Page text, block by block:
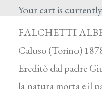
Your cart is
FALCHETTI
Caluso (Torino)
Ereditò dal padre
la natura morta e il